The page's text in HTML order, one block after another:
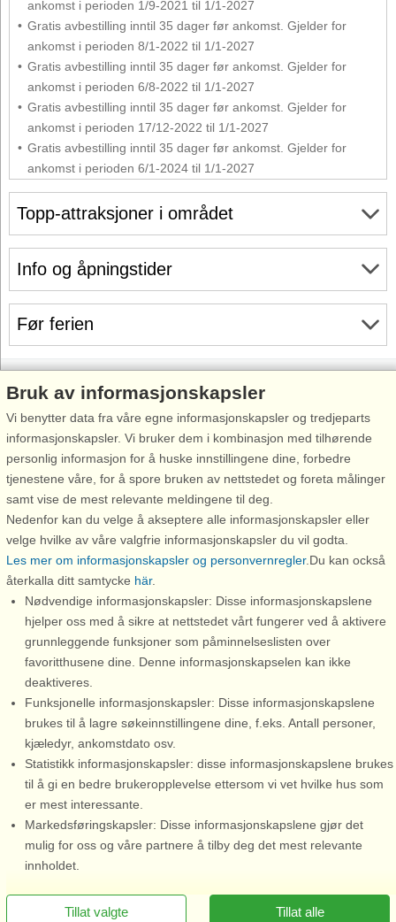
Info og åpningstider
Før ferien
ankomst i perioden 1/9-2021 til 1/1-2027
Gratis avbestilling inntil 35 dager før ankomst. Gjelder for
ankomst i perioden 8/1-2022 til 1/1-2027
Gratis avbestilling inntil 35 dager før ankomst. Gjelder for
ankomst i perioden 6/8-2022 til 1/1-2027
Gratis avbestilling inntil 35 dager før ankomst. Gjelder for
ankomst i perioden 17/12-2022 til 1/1-2027
Gratis avbestilling inntil 35 dager før ankomst. Gjelder for
ankomst i perioden 6/1-2024 til 1/1-2027
Topp-attraksjoner i området
Inspirasjon
Feriesenterliste
Bestill gavekort
Rabatt
Rabatt til attraksjoner
Om
Før ferien
Ditt opphold
Før hjemreisen
Verdt å vite
Profil
Trygghet & garanti
Support
Kontakt
FAQ
FAQ Rabattkoder
Ferieregler
Persondatapolitikk
Cookies
Bruk av informasjonskapsler
Vi benytter data fra våre egne informasjonskapsler og tredjeparts
informasjonskapsler. Vi bruker dem i kombinasjon med tilhørende
personlig informasjon for å huske innstillingene dine, forbedre
tjenestene våre, for å spore bruken av nettstedet og foreta målinger
samt vise de mest relevante meldingene til deg.
Nedenfor kan du velge å akseptere alle informasjonskapsler eller
velge hvilke av våre valgfrie informasjonskapsler du vil godta.
Les mer om informasjonskapsler og personvernregler.Du kan också
återkalla ditt samtycke här.
Nødvendige informasjonskapsler: Disse informasjonskapslene
hjelper oss med å sikre at nettstedet vårt fungerer ved å aktivere
grunnleggende funksjoner som påminnelseslisten over
favoritthusene dine. Denne informasjonskapselen kan ikke
deaktiveres.
Funksjonelle informasjonskapsler: Disse informasjonskapslene
brukes til å lagre søkeinnstillingene dine, f.eks. Antall personer,
kjæledyr, ankomstdato osv.
Statistikk informasjonskapsler: disse informasjonskapslene brukes
til å gi en bedre brukeropplevelse ettersom vi vet hvilke hus som
er mest interessante.
Markedsføringskapsler: Disse informasjonskapslene gjør det
mulig for oss og våre partnere å tilby deg det mest relevante
innholdet.
Tillat alle
Tillat valgte